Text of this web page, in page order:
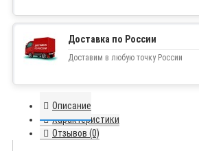
Доставка по России
Доставим в любую точку России
Описание
Характеристики
Отзывов (0)